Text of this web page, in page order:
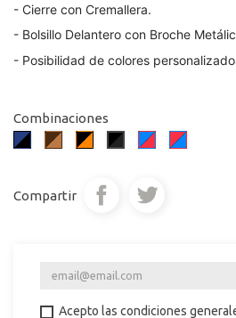
- Cierre con Cremallera.
- Bolsillo Delantero con Broche
- Posibilidad de colores
Combinaciones
Azul/Negro
Marrón
Oscuro/Marrón
Negro/Naranja
Negro/Negro
Pardo
Azul/RojoRojo/Azul
Compartir
Acepto las condiciones